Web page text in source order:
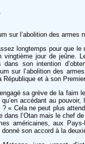
sur l’abolition des
longtemps pour que le
vingtième jour de jeûne.
son intention
sur l’abolition des
République et à son
sa grève de la faim
accédant au
« Cela ne peut plus
dans l’Otan mais le chef
américaines, aux
son accord à la